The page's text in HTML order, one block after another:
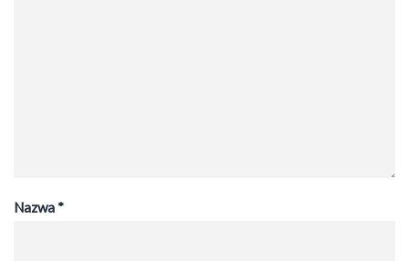
Nazwa*